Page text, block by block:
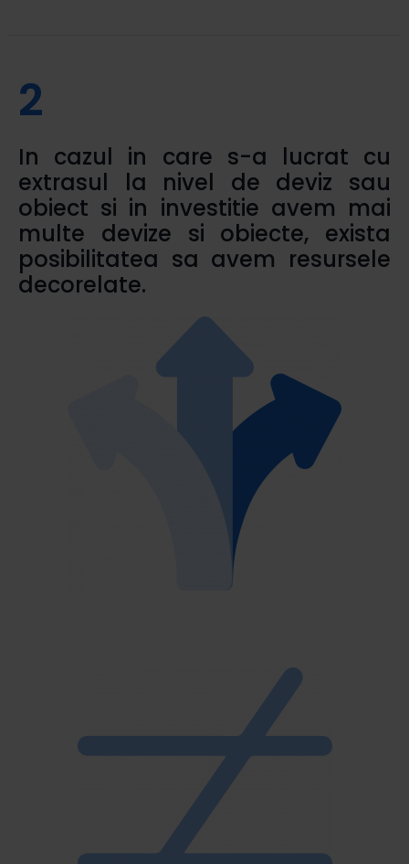
2
In cazul in care s-a lucrat cu
extrasul la nivel de deviz sau
obiect si in investitie avem mai
multe devize si obiecte, exista
posibilitatea sa avem resursele
decorelate.